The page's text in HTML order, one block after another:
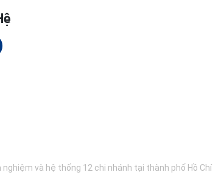
và hệ thống 12 chi nhánh tại thành phố Hồ Chí